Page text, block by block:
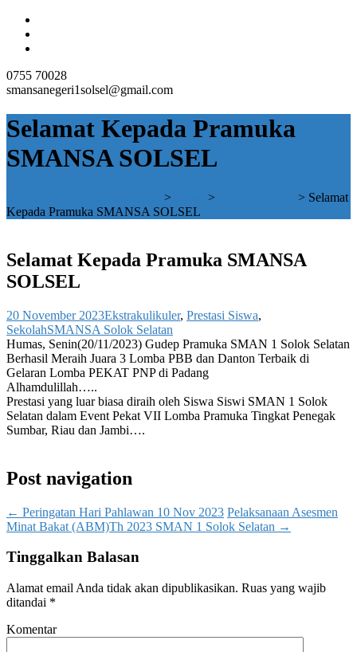
0755 70028
smansanegeri1solsel@gmail.com
Selamat Kepada Pramuka
SMANSA SOLSEL
> > > Selamat
Kepada Pramuka SMANSA SOLSEL
Selamat Kepada Pramuka SMANSA
SOLSEL
20 November 2023Ekstrakulikuler, Prestasi Siswa,
SekolahSMANSA Solok Selatan
Humas, Senin(20/11/2023) Gudep Pramuka SMAN 1 Solok Selatan
Berhasil Meraih Juara 3 Lomba PBB dan Danton Terbaik di
Gelaran Lomba PEKAT PNP di Padang
Alhamdulillah…..
Prestasi yang luar biasa diraih oleh Siswa Siswi SMAN 1 Solok
Selatan dalam Event Pekat VII Lomba Pramuka Tingkat Penegak
Sumbar, Riau dan Jambi….
Post navigation
← Peringatan Hari Pahlawan 10 Nov 2023 Pelaksanaan Asesmen
Minat Bakat (ABM)Th 2023 SMAN 1 Solok Selatan →
Tinggalkan Balasan
Alamat email Anda tidak akan dipublikasikan. Ruas yang wajib
ditandai *
Komentar